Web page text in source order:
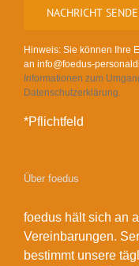
Hinweis: Sie können Ihre
an info@foedus-
Informationen zum
Datenschutzerklärung.
*Pflichtfeld
Über foedus
foedus hält sich an
Vereinbarungen.
bestimmt unsere